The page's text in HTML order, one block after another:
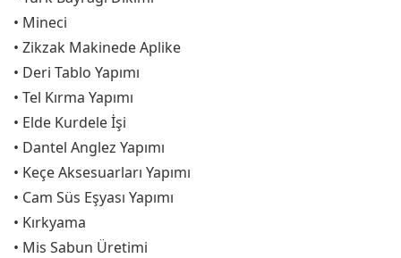
• Mineci
• Zikzak Makinede Aplike
• Deri Tablo Yapımı
• Tel Kırma Yapımı
• Elde Kurdele İşi
• Dantel Anglez Yapımı
• Keçe Aksesuarları Yapımı
• Cam Süs Eşyası Yapımı
• Kırkyama
• Mis Sabun Üretimi